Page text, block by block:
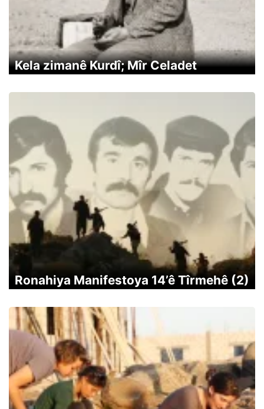
Kela zimanê Kurdî; Mîr Celadet
Ronahiya Manifestoya 14’ê Tîrmehê (2)